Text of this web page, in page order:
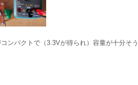
ンパクトで（3.3Vが得られ）容量が十分そ